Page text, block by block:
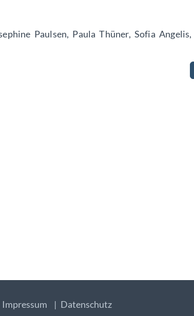
Paulsen, Paula Thüner, Sofia
Impressum Datenschutz